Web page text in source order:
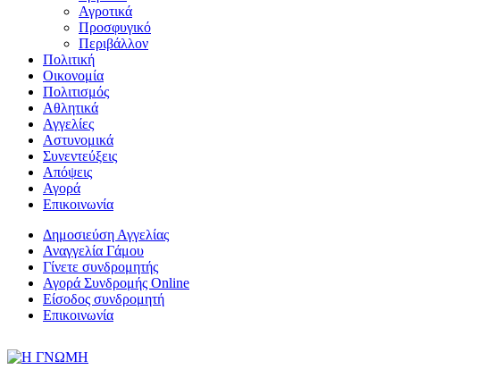
Αγροτικά
Προσφυγικό
Περιβάλλον
Πολιτική
Οικονομία
Πολιτισμός
Αθλητικά
Αγγελίες
Αστυνομικά
Συνεντεύξεις
Απόψεις
Αγορά
Επικοινωνία
Δημοσιεύση Αγγελίας
Αναγγελία Γάμου
Γίνετε συνδρομητής
Αγορά Συνδρομής Online
Είσοδος συνδρομητή
Επικοινωνία